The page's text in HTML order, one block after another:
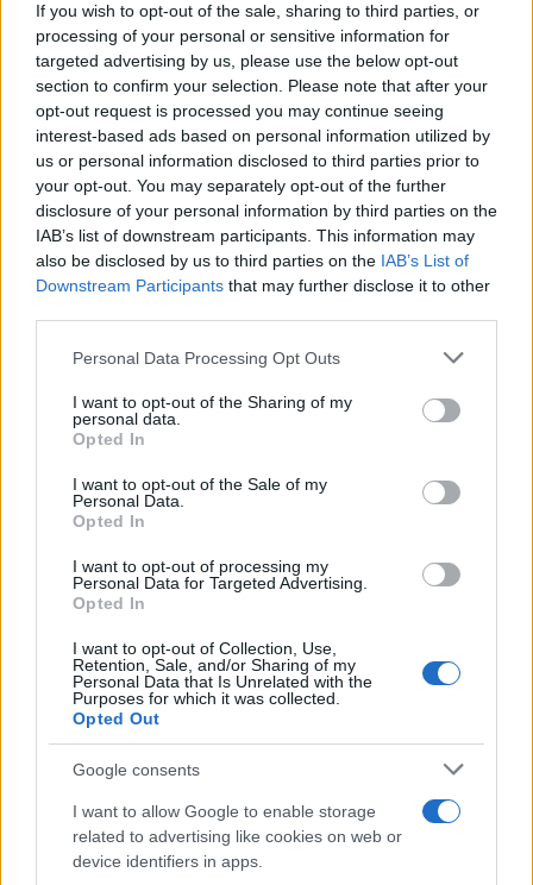
If you wish to opt-out of the sale, sharing to third parties, or
processing of your personal or sensitive information for
targeted advertising by us, please use the below opt-out
section to confirm your selection. Please note that after your
opt-out request is processed you may continue seeing
interest-based ads based on personal information utilized by
us or personal information disclosed to third parties prior to
your opt-out. You may separately opt-out of the further
disclosure of your personal information by third parties on the
IAB’s list of downstream participants. This information may
also be disclosed by us to third parties on the IAB’s List of
Downstream Participants that may further disclose it to other
Please note that this website/app uses one or more Google
not limited to your visit or usage behaviour. You may click to
grant or deny consent to Google and its third-party tags to
use your data for below specified purposes in below Google
consent section.
Personal Data Processing Opt Outs
I want to opt-out of the Sharing of my
personal data.
Opted In
I want to opt-out of the Sale of my
Personal Data.
Opted In
I want to opt-out of processing my
Personal Data for Targeted Advertising.
Opted In
I want to opt-out of Collection, Use,
Retention, Sale, and/or Sharing of my
Personal Data that Is Unrelated with the
Purposes for which it was collected.
Opted Out
Google consents
I want to allow Google to enable storage
related to advertising like cookies on web or
device identifiers in apps.
Ο ίδιος στην κατάθεσή του φέρεται να υποστηρίζει
ότι έπραξε τα δέοντα σύμφωνα τους κανονισμούς
όταν ενημερώθηκε ότι υπάρχει άνθρωπος στη
θάλασσα και ενημέρωσε το λιμενικό.